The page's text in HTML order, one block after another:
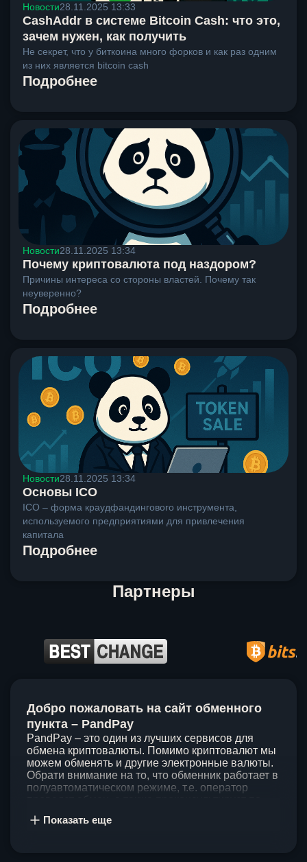
Новости28.11.2025 13:33
CashAddr в системе Bitcoin Cash: что это,
зачем нужен, как получить
Не секрет, что у биткоина много форков и как раз одним
из них является bitcoin cash
Подробнее
Новости28.11.2025 13:34
Почему криптовалюта под наздором?
Причины интереса со стороны властей. Почему так
неуверенно?
Подробнее
Новости28.11.2025 13:34
Основы ICO
ICO – форма краудфандингового инструмента,
используемого предприятиями для привлечения
капитала
Подробнее
Партнеры
Добро пожаловать на сайт обменного
пункта – PandPay
PandPay – это один из лучших сервисов для
обмена криптовалюты. Помимо криптовалют мы
можем обменять и другие электронные валюты.
Обрати внимание на то, что обменник работает в
полуавтоматическом режиме, т.е. оператор
клиентов, поэтому стараемся проводить обмены
Показать еще